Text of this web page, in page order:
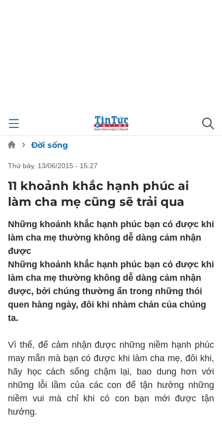
Đời sống
thứ bảy, 13/06/2015 - 15:27
11 khoảnh khắc hạnh phúc ai
làm cha mẹ cũng sẽ trải qua
Những khoảnh khắc hạnh phúc bạn có được khi
làm cha mẹ thường không dễ dàng cảm nhận
được
Những khoảnh khắc hạnh phúc bạn có được khi
làm cha mẹ thường không dễ dàng cảm nhận
được, bởi chúng thường ẩn trong những thói
quen hàng ngày, đôi khi nhàm chán của chúng
ta.
Vì thế, để cảm nhận được những niềm hạnh phúc
may mắn mà bạn có được khi làm cha mẹ, đôi khi,
hãy học cách sống chậm lại, bao dung hơn với
những lỗi lầm của các con để tận hưởng những
niềm vui mà chỉ khi có con bạn mới được tận
hưởng.